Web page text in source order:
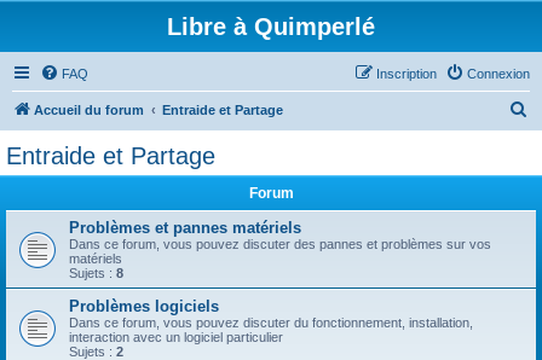
Libre à Quimperlé
FAQ Connexion
Inscription
Accueil du forum Entraide et Partage
Entraide et Partage
Forum
Problèmes et pannes matériels
Dans ce forum, vous pouvez discuter des pannes et problèmes sur vos
matériels
Sujets : 8
Problèmes logiciels
Dans ce forum, vous pouvez discuter du fonctionnement, installation,
interaction avec un logiciel particulier
Sujets : 2